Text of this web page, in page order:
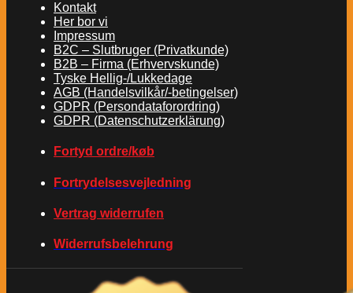
Kontakt
Her bor vi
Impressum
B2C – Slutbruger (Privatkunde)
B2B – Firma (Erhvervskunde)
Tyske Hellig-/Lukkedage
AGB (Handelsvilkår/-betingelser)
GDPR (Persondataforordring)
GDPR (Datenschutzerklärung)
Fortyd ordre/køb
Fortrydelsesvejledning
Vertrag widerrufen
Widerrufsbelehrung